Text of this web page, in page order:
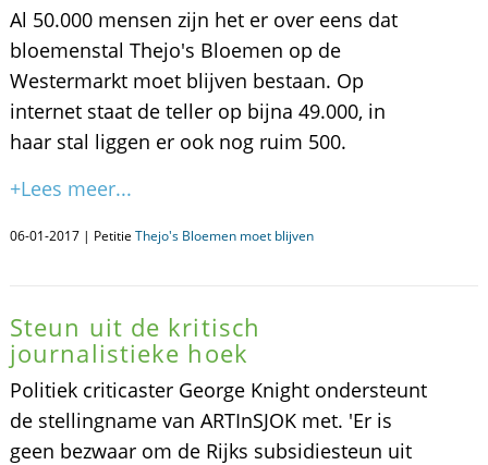
Al 50.000 mensen zijn het er over eens dat
bloemenstal Thejo's Bloemen op de
Westermarkt moet blijven bestaan. Op
internet staat de teller op bijna 49.000, in
haar stal liggen er ook nog ruim 500.
+Lees meer...
06-01-2017 | Petitie Thejo's Bloemen moet blijven
Steun uit de kritisch
journalistieke hoek
Politiek criticaster George Knight ondersteunt
de stellingname van ARTInSJOK met. 'Er is
geen bezwaar om de Rijks subsidiesteun uit